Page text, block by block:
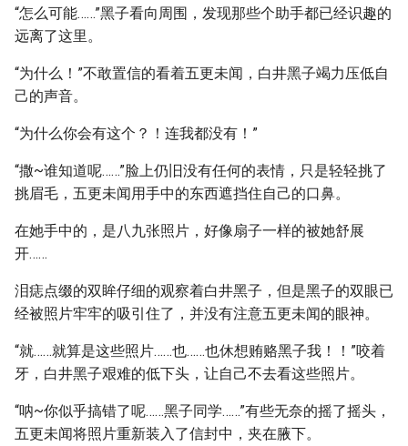
“怎么可能……”黑子看向周围，发现那些个助手都已经识趣的
远离了这里。
“为什么！”不敢置信的看着五更未闻，白井黑子竭力压低自
己的声音。
“为什么你会有这个？！连我都没有！”
“撒~谁知道呢……”脸上仍旧没有任何的表情，只是轻轻挑了
挑眉毛，五更未闻用手中的东西遮挡住自己的口鼻。
在她手中的，是八九张照片，好像扇子一样的被她舒展
开……
泪痣点缀的双眸仔细的观察着白井黑子，但是黑子的双眼已
经被照片牢牢的吸引住了，并没有注意五更未闻的眼神。
“就……就算是这些照片……也……也休想贿赂黑子我！！”咬着
牙，白井黑子艰难的低下头，让自己不去看这些照片。
“呐~你似乎搞错了呢……黑子同学……”有些无奈的摇了摇头，
五更未闻将照片重新装入了信封中，夹在腋下。